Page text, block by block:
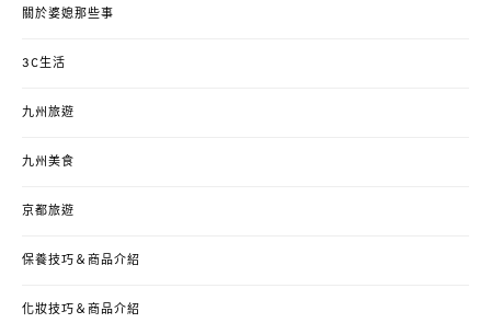
關於婆媳那些事
3C生活
九州旅遊
九州美食
京都旅遊
保養技巧＆商品介紹
化妝技巧＆商品介紹